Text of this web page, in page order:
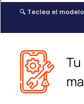
🔍 Teclea el